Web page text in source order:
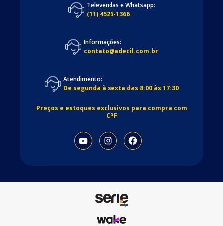
Televendas e Whatsapp:
(11) 4526-1366
Informações:
contato@adecil.com.br
Atendimento:
De segunda à sexta das 8:00 às 17:30
Preços e estoques exclusivos para compra com
CPF